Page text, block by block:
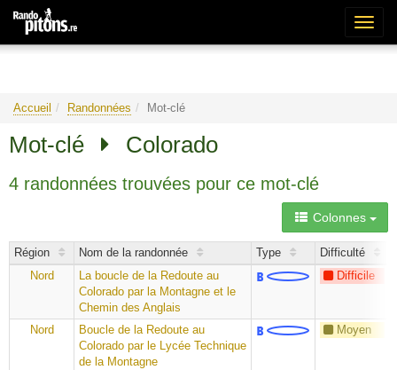
Accueil Randonnées Mot-clé
Mot-clé Colorado
4 randonnées trouvées pour ce mot-clé
Colonnes
Région Nom de la randonnée Type Difficulté
Nord
La boucle de la Redoute au
Colorado par la Montagne et le
Chemin des Anglais
Difficile
Nord
Boucle de la Redoute au
Colorado par le Lycée Technique
de la Montagne
Moyen